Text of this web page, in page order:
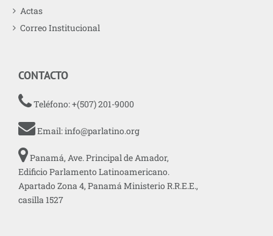
Actas
Correo Institucional
CONTACTO
Teléfono: +(507) 201-9000
Email:info@parlatino.org
Panamá, Ave. Principal de Amador,
Edificio Parlamento Latinoamericano.
Apartado Zona 4, Panamá Ministerio R.R.E.E.,
casilla 1527